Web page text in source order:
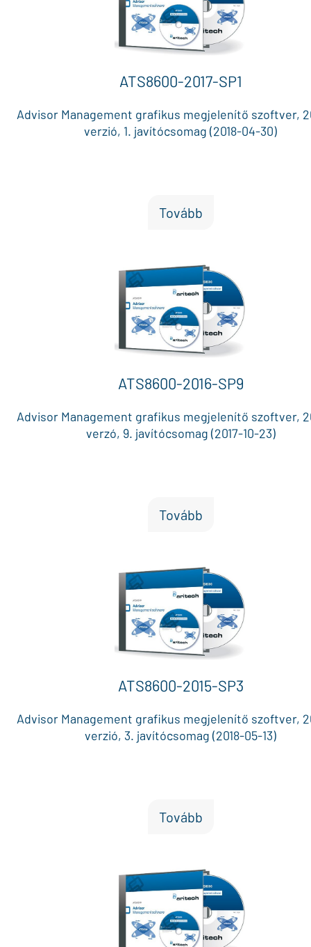
ATS8600-2017-SP1
Advisor Management grafikus megjelenítő szoftver,
verzió, 1. javítócsomag (2018-04-30)
Tovább
ATS8600-2016-SP9
Advisor Management grafikus megjelenítő szoftver,
verzó, 9. javítócsomag (2017-10-23)
Tovább
ATS8600-2015-SP3
Advisor Management grafikus megjelenítő szoftver,
verzió, 3. javítócsomag (2018-05-13)
Tovább